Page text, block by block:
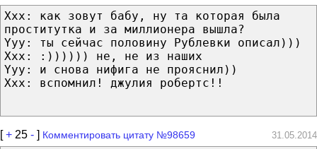
Ххх: как зовут бабу, ну та которая была
проститутка и за миллионера вышла?
Yyy: ты сейчас половину Рублевки описал)))
Ххх: :)))))) не, не из наших
Yyy: и снова нифига не прояснил))
Ххх: вспомнил! джулия робертс!!
[+ 25 - ] Комментировать цитату №98659 31.05.2014